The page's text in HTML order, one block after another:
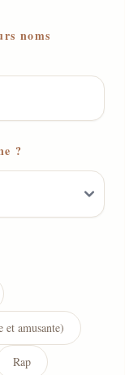
noms
?
et amusante)
Rap